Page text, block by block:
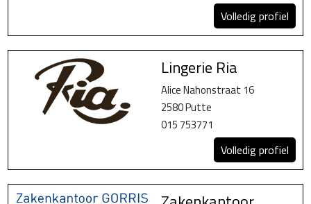
Volledig profiel
Lingerie Ria
Alice Nahonstraat 16
2580 Putte
015 753771
Volledig profiel